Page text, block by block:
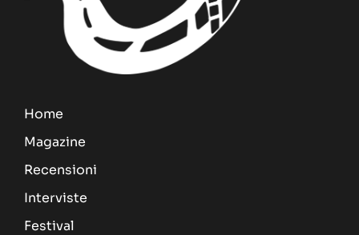
Home
Magazine
Recensioni
Interviste
Festival